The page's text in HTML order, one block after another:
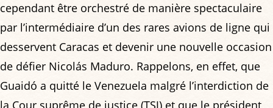
cependant être orchestré de manière spectaculaire
par l’intermédiaire d’un des rares avions de ligne qui
desservent Caracas et devenir une nouvelle occasion
de défier Nicolás Maduro. Rappelons, en effet, que
Guaidó a quitté le Venezuela malgré l’interdiction de
la Cour suprême de justice (TSJ) et que le président